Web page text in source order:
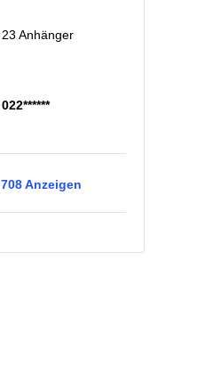
23 Anhänger
022******
708Anzeigen